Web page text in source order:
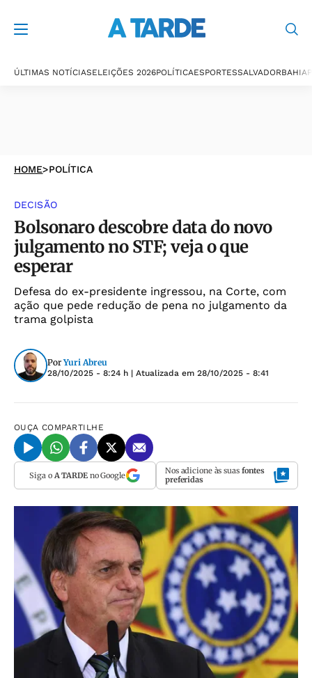
ÚLTIMAS NOTÍCIASELEIÇÕES 2026POLÍTICAESPORTESSALVADORBAHIA
HOME>POLÍTICA
DECISÃO
Bolsonaro descobre data do novo
julgamento no STF; veja o que
esperar
Defesa do ex-presidente ingressou, na Corte, com
ação que pede redução de pena no julgamento da
trama golpista
Por Yuri Abreu
28/10/2025 - 8:24 h | Atualizada em 28/10/2025 - 8:41
OUÇA COMPARTILHE
Siga o A TARDEno Google Nos adicione às suas fontes
preferidas